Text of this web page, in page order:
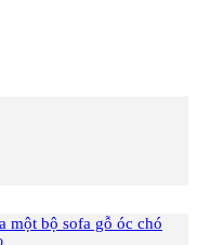
một bộ sofa gỗ óc chó